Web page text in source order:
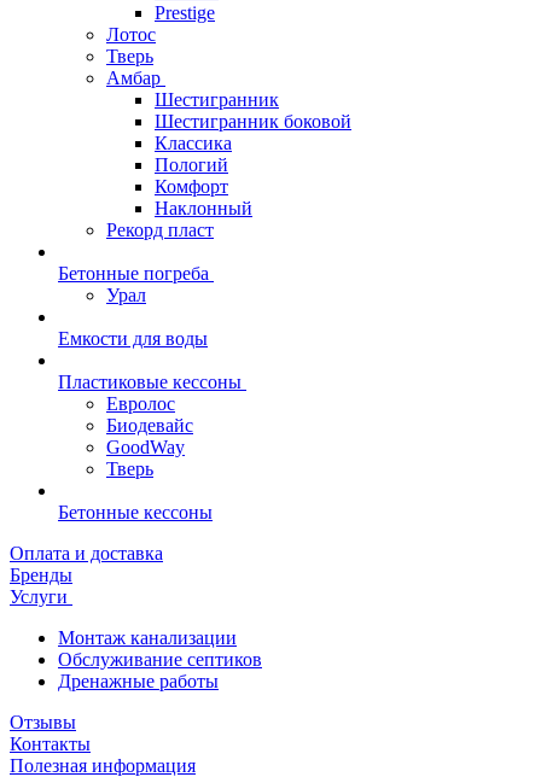
Prestige
Лотос
Тверь
Амбар
Шестигранник
Шестигранник боковой
Классика
Пологий
Комфорт
Наклонный
Рекорд пласт
Бетонные погреба
Урал
Емкости для воды
Пластиковые кессоны
Евролос
Биодевайс
GoodWay
Тверь
Бетонные кессоны
Оплата и доставка
Бренды
Услуги
Монтаж канализации
Обслуживание септиков
Дренажные работы
Отзывы
Контакты
Полезная информация